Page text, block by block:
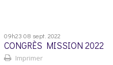
09h23 08 sept. 2022
CONGRÈS MISSION 2022
Imprimer